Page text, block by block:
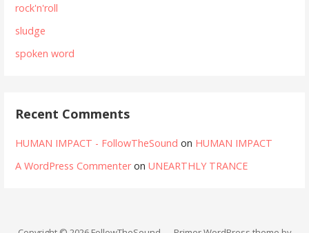
rock'n'roll
sludge
spoken word
Recent Comments
HUMAN IMPACT - FollowTheSound on HUMAN IMPACT
A WordPress CommenteronUNEARTHLY TRANCE